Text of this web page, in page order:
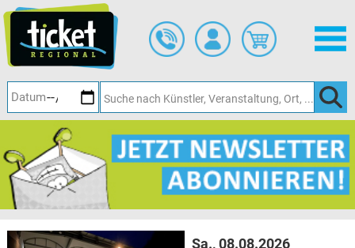
Hauptinhalt
springen
Sa., 08.08.2026